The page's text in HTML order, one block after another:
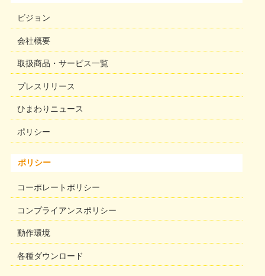
ビジョン
会社概要
取扱商品・サービス一覧
プレスリリース
ひまわりニュース
ポリシー
ポリシー
コーポレートポリシー
コンプライアンスポリシー
動作環境
各種ダウンロード